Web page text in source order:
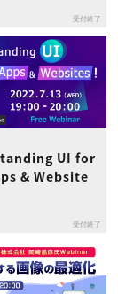
受付終了
UI for
& Website
受付終了